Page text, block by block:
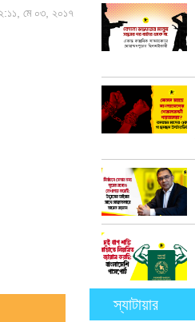
মে ০৩, ২০১৭
স্যাটায়ার